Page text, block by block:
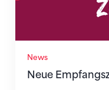
News
Neue